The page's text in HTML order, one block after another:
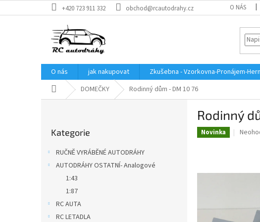
na
+420 723 911 332 obchod@rcautodrahy.cz O NÁS
O nás jak nakupovat Zkušebna - Vzorkovna-Pronájem-
Domů DOMEČKY Rodinný dům - DM 10 76
kategorie
Kategorie
RUČNĚ VYRÁBĚNÉ AUTODRÁHY
AUTODRÁHY OSTATNÍ- Analogové
1:43
1:87
RC AUTA
RC LETADLA
Rodinný
Novinka